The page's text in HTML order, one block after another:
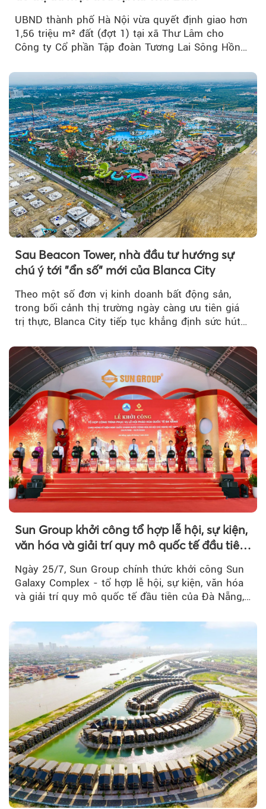
UBND thành phố Hà Nội vừa quyết định giao hơn
1,56 triệu m² đất (đợt 1) tại xã Thư Lâm cho
Công ty Cổ phần Tập đoàn Tương Lai Sông Hồng
Sau Beacon Tower, nhà đầu tư hướng sự
chú ý tới "ẩn số" mới của Blanca City
Theo một số đơn vị kinh doanh bất động sản,
trong bối cảnh thị trường ngày càng ưu tiên giá
trị thực, Blanca City tiếp tục khẳng định sức hút
Sun Group khởi công tổ hợp lễ hội, sự kiện,
văn hóa và giải trí quy mô quốc tế đầu tiên
Ngày 25/7, Sun Group chính thức khởi công Sun
Galaxy Complex - tổ hợp lễ hội, sự kiện, văn hóa
và giải trí quy mô quốc tế đầu tiên của Đà Nẵng,…